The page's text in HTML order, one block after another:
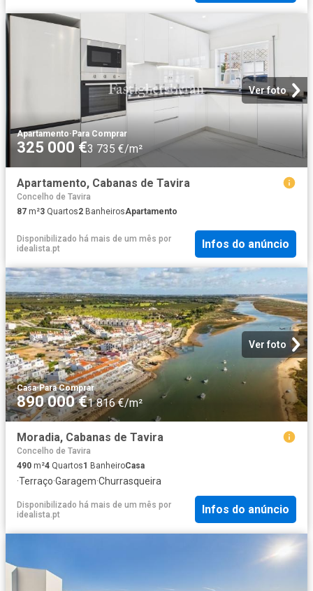
Ver foto
Apartamento·Para Comprar
325 000 €3 735 €/m²
Apartamento, Cabanas de Tavira
Concelho de Tavira
87 m²3 Quartos2 BanheirosApartamento
Disponibilizado há mais de um mês por
idealista.pt
Infos do anúncio
Ver foto
Casa·Para Comprar
890 000 €1 816 €/m²
Moradia, Cabanas de Tavira
Concelho de Tavira
490 m²4 Quartos1 BanheiroCasa
·Terraço·Garagem·Churrasqueira
Disponibilizado há mais de um mês por
idealista.pt
Infos do anúncio